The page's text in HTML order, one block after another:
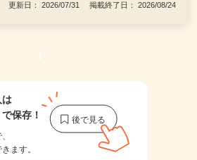
更新日： 2026/07/31 掲載終了日： 2026/08/24
1
は
で保存！
ます。